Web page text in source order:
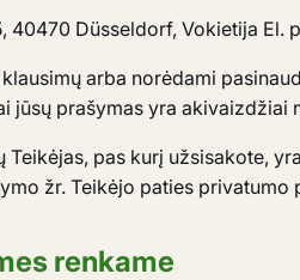
40470 Düsseldorf, Vokietija El.
arba norėdami
jūsų prašymas yra akivaizdžiai
Teikėjas, pas kurį užsisakote,
žr. Teikėjo paties privatumo
renkame